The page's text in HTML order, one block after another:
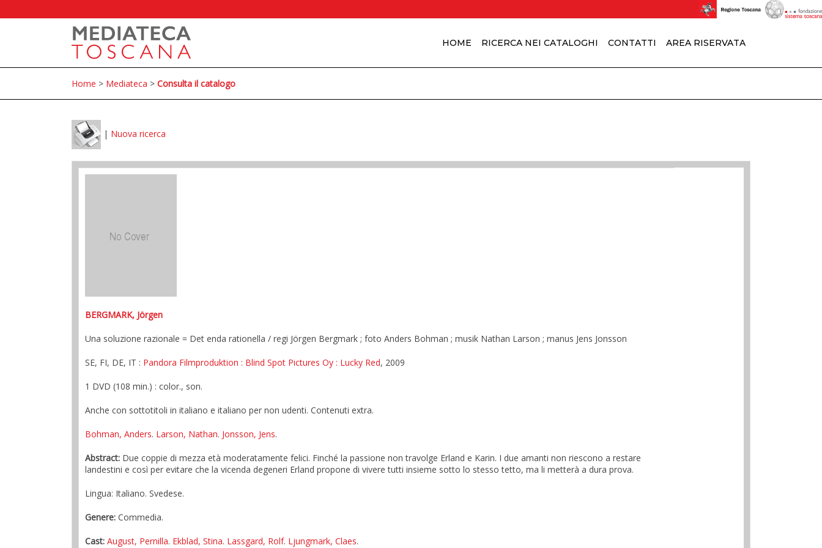
HOME RICERCA NEI CATALOGHI CONTATTI AREA RISERVATA
Home > Mediateca > Consulta il catalogo
| Nuova ricerca
BERGMARK, Jörgen
Una soluzione razionale = Det enda rationella / regi Jörgen Bergmark ; foto Anders Bohman ; musik Nathan Larson ; manus Jens Jonsson
SE, FI, DE, IT : Pandora Filmproduktion : Blind Spot Pictures Oy : Lucky Red, 2009
1 DVD (108 min.) : color., son.
Anche con sottotitoli in italiano e italiano per non udenti. Contenuti extra.
Bohman, Anders. Larson, Nathan. Jonsson, Jens.
Abstract: Due coppie di mezza età moderatamente felici. Finché la passione non travolge Erland e Karin. I due amanti non riescono a restare
landestini e così per evitare che la vicenda degeneri Erland propone di vivere tutti insieme sotto lo stesso tetto, ma li metterà a dura prova.
Lingua: Italiano. Svedese.
Genere: Commedia.
Cast: August, Pernilla. Ekblad, Stina. Lassgard, Rolf. Ljungmark, Claes.